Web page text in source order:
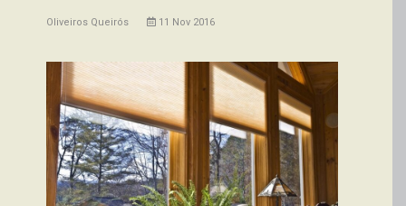
Oliveiros Queirós 11 Nov 2016